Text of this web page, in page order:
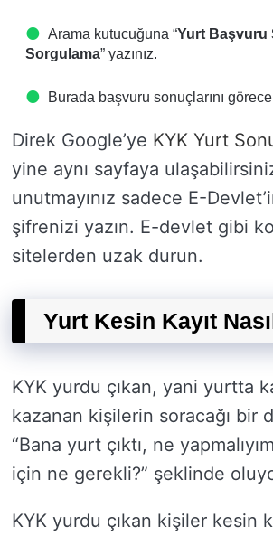
Arama kutucuğuna “Yurt Başvuru
Sorgulama” yazınız.
Burada başvuru sonuçlarını
Direk Google’ye KYK Yurt
yine aynı sayfaya
unutmayınız sadece E-
şifrenizi yazın. E-devlet gibi
sitelerden uzak durun.
Yurt Kesin Kayıt
KYK yurdu çıkan, yani yurtta
kazanan kişilerin soracağı bir
“Bana yurt çıktı, ne
için ne gerekli?” şeklinde
KYK yurdu çıkan kişiler kesin